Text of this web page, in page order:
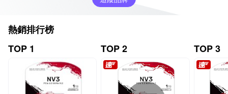
熱銷排行榜
TOP 1
TOP 2 TOP 3